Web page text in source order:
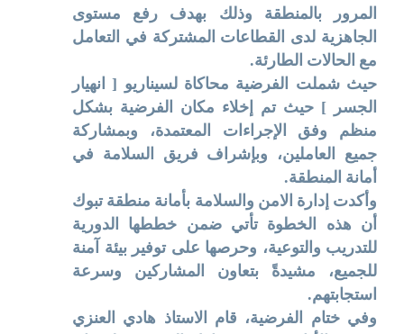
المرور بالمنطقة وذلك بهدف رفع مستوى
الجاهزية لدى القطاعات المشتركة في التعامل
مع الحالات الطارئة.
حيث شملت الفرضية محاكاة لسيناريو [ انهيار
الجسر ] حيث تم إخلاء مكان الفرضية بشكل
منظم وفق الإجراءات المعتمدة، وبمشاركة
جميع العاملين، وبإشراف فريق السلامة في
أمانة المنطقة.
وأكدت إدارة الامن والسلامة بأمانة منطقة تبوك
أن هذه الخطوة تأتي ضمن خططها الدورية
للتدريب والتوعية، وحرصها على توفير بيئة آمنة
للجميع، مشيدةً بتعاون المشاركين وسرعة
استجابتهم.
وفي ختام الفرضية، قام الاستاذ هادي العنزي